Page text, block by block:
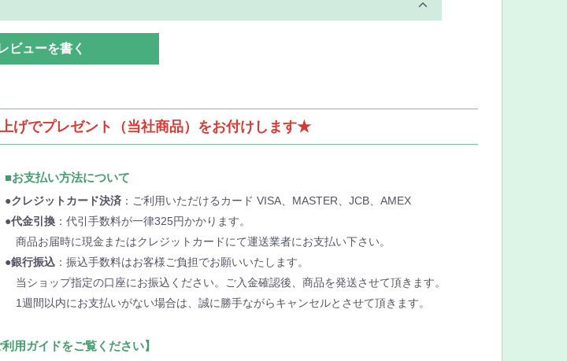
ビューを書く
げでプレゼント（当社商品）をお付けします★
■お支払い方法について
●クレジットカード決済：ご利用いただけるカード VISA、MASTER、JCB、AMEX
●代金引換：代引手数料が一律325円かかります。
商品お届時に現金またはクレジットカードにて運送業者にお支払い下さい。
●銀行振込：振込手数料はお客様ご負担でお願いいたします。
当ショップ指定の口座にお振込ください。ご入金確認後、商品を発送させて頂きます。
1週間以内にお支払いがない場合は、誠に勝手ながらキャンセルとさせて頂きます。
利用ガイドをご覧ください】